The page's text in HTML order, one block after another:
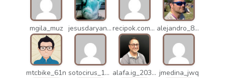
mgila_muz jesusdaryanani_mko recipok.com_n5u alejandro_8931
mtcbike_61n sotocirus_11872 alafa.ig_20338 jmedina_jwq